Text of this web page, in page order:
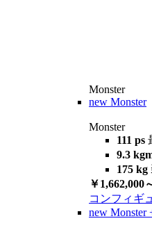
Monster
new Monster
Monster
111 ps
9.3
175 kg
￥1,662,000
コンフィギ
new Monster